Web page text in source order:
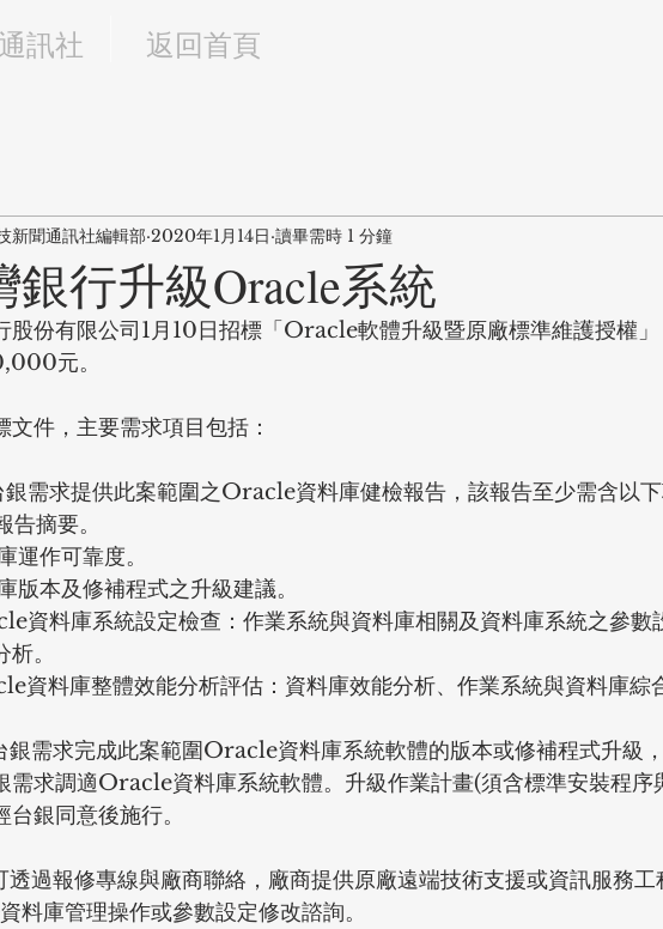
訊社 返回首頁
銀行升級Oracle系統
新聞通訊社編輯部 2020年1月14日 讀畢需時 1 分鐘
股份有限公司1月10日招標「Oracle軟體升級暨原廠標準維護授權
元。
文件，主要需求項目包括：
銀需求提供此案範圍之Oracle資料庫健檢報告，該報告至少需含以下
告摘要。
運作可靠度。
版本及修補程式之升級建議。
資料庫系統設定檢查：作業系統與資料庫相關及資料庫系統之參數
。
資料庫整體效能分析評估：資料庫效能分析、作業系統與資料庫綜
銀需求完成此案範圍Oracle資料庫系統軟體的版本或修補程式升級
需求調適Oracle資料庫系統軟體。升級作業計畫(須含標準安裝程序
台銀同意後施行。
透過報修專線與廠商聯絡，廠商提供原廠遠端技術支援或資訊服務工
料庫管理操作或參數設定修改諮詢。